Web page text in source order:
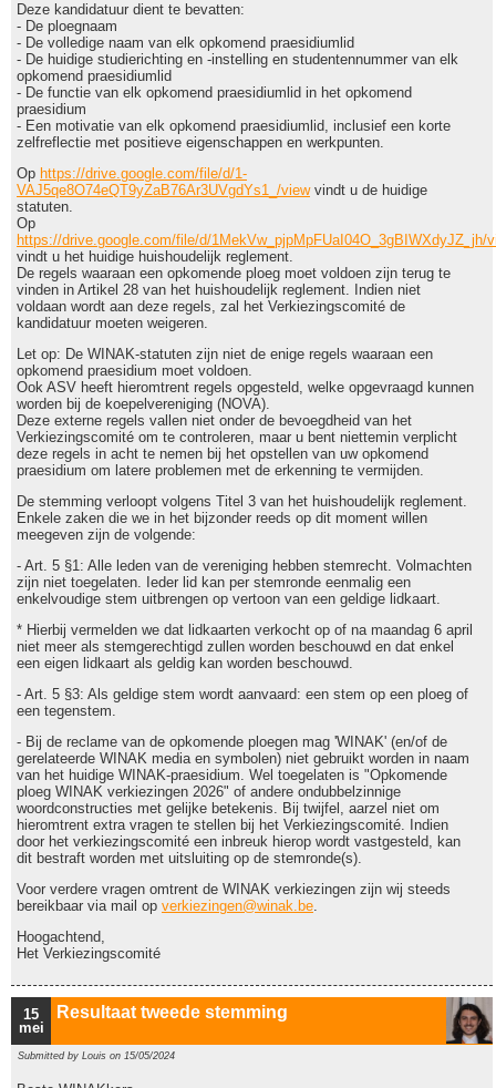
Deze kandidatuur dient te bevatten:
- De ploegnaam
- De volledige naam van elk opkomend praesidiumlid
- De huidige studierichting en -instelling en studentennummer van elk
opkomend praesidiumlid
- De functie van elk opkomend praesidiumlid in het opkomend
praesidium
- Een motivatie van elk opkomend praesidiumlid, inclusief een korte
zelfreflectie met positieve eigenschappen en werkpunten.
Op https://drive.google.com/file/d/1-
VAJ5qe8O74eQT9yZaB76Ar3UVgdYs1_/viewvindt u de huidige
statuten.
Op
https://drive.google.com/file/d/1MekVw_pjpMpFUaI04O_3gBIWXdyJZ_jh/
vindt u het huidige huishoudelijk reglement.
De regels waaraan een opkomende ploeg moet voldoen zijn terug te
vinden in Artikel 28 van het huishoudelijk reglement. Indien niet
voldaan wordt aan deze regels, zal het Verkiezingscomité de
kandidatuur moeten weigeren.
Let op: De WINAK-statuten zijn niet de enige regels waaraan een
opkomend praesidium moet voldoen.
Ook ASV heeft hieromtrent regels opgesteld, welke opgevraagd kunnen
worden bij de koepelvereniging (NOVA).
Deze externe regels vallen niet onder de bevoegdheid van het
Verkiezingscomité om te controleren, maar u bent niettemin verplicht
deze regels in acht te nemen bij het opstellen van uw opkomend
praesidium om latere problemen met de erkenning te vermijden.
De stemming verloopt volgens Titel 3 van het huishoudelijk reglement.
Enkele zaken die we in het bijzonder reeds op dit moment willen
meegeven zijn de volgende:
- Art. 5 §1: Alle leden van de vereniging hebben stemrecht. Volmachten
zijn niet toegelaten. Ieder lid kan per stemronde eenmalig een
enkelvoudige stem uitbrengen op vertoon van een geldige lidkaart.
* Hierbij vermelden we dat lidkaarten verkocht op of na maandag 6 april
niet meer als stemgerechtigd zullen worden beschouwd en dat enkel
een eigen lidkaart als geldig kan worden beschouwd.
- Art. 5 §3: Als geldige stem wordt aanvaard: een stem op een ploeg of
een tegenstem.
- Bij de reclame van de opkomende ploegen mag 'WINAK' (en/of de
gerelateerde WINAK media en symbolen) niet gebruikt worden in naam
van het huidige WINAK-praesidium. Wel toegelaten is "Opkomende
ploeg WINAK verkiezingen 2026" of andere ondubbelzinnige
woordconstructies met gelijke betekenis. Bij twijfel, aarzel niet om
hieromtrent extra vragen te stellen bij het Verkiezingscomité. Indien
door het verkiezingscomité een inbreuk hierop wordt vastgesteld, kan
dit bestraft worden met uitsluiting op de stemronde(s).
Voor verdere vragen omtrent de WINAK verkiezingen zijn wij steeds
bereikbaar via mail op verkiezingen@winak.be.
Hoogachtend,
Het Verkiezingscomité
15
mei
Resultaat tweede stemming
Submitted by Louis on 15/05/2024